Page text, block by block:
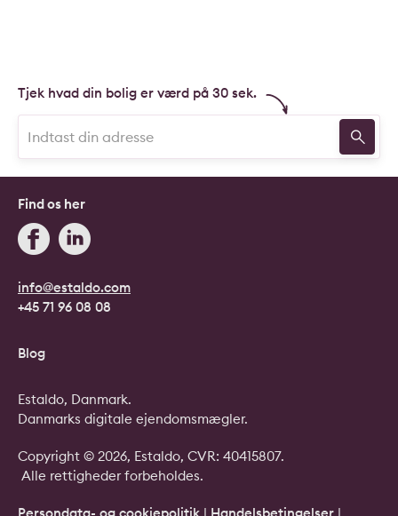
Tjek hvad din bolig er værd på 30 sek.
info@estaldo.com
+45 71 96 08 08
Find os her
Blog
Copyright © 2026, Estaldo, CVR: 40415807.
Alle rettigheder forbeholdes.
Persondata- og cookiepolitik | Handelsbetingelser |
Estaldo, Danmark.
Danmarks digitale ejendomsmægler.